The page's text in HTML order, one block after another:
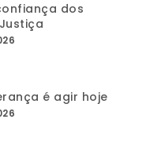
dos
é agir hoje